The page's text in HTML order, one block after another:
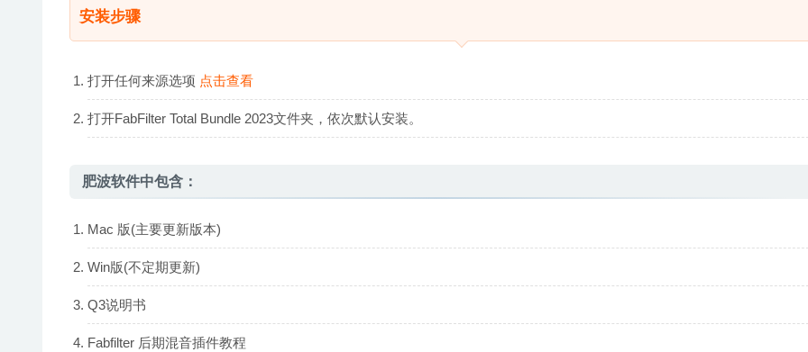
安装步骤
打开任何来源选项 点击查看
打开FabFilter Total Bundle 2023文件夹，依次默认安装。
肥波软件中包含：
Mac 版(主要更新版本)
Win版(不定期更新)
Q3说明书
Fabfilter 后期混音插件教程